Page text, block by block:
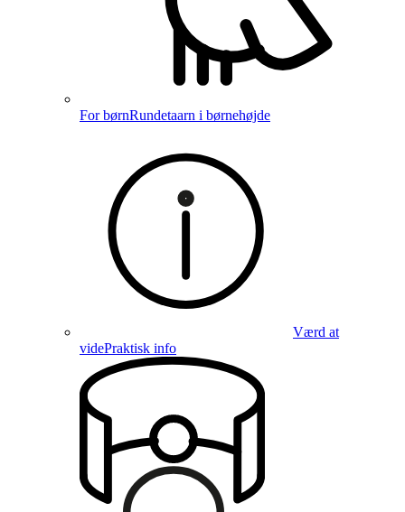
For børnRundetaarn i børnehøjde
Værd at
videPraktisk info